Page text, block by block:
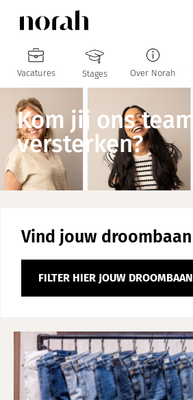
Vacatures Stages Over Norah
Kom jij ons team
versterken?
Vind jouw droombaan
FILTER HIER JOUW DROOMBAAN